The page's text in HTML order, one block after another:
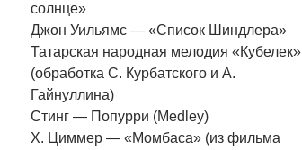
солнце»
Джон Уильямс — «Список Шиндлера»
Татарская народная мелодия «Кубелек»
(обработка С. Курбатского и А.
Гайнуллина)
Стинг — Попурри (Medley)
Х. Циммер — «Момбаса» (из фильма